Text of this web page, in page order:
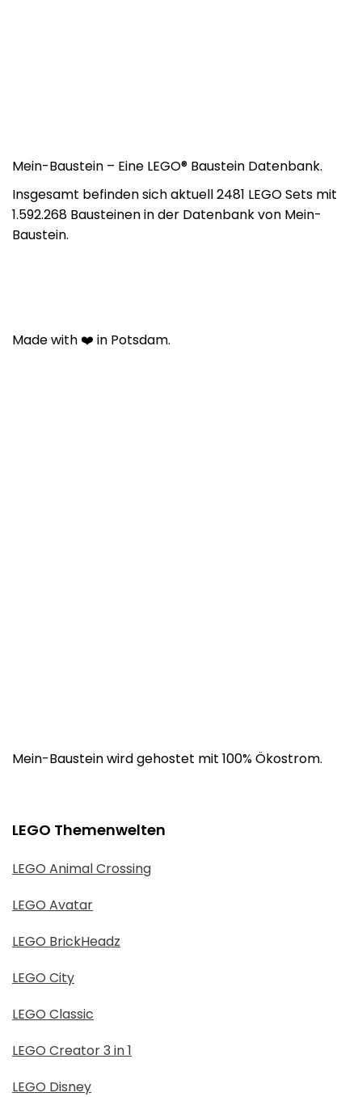
Mein-Baustein – Eine LEGO® Baustein Datenbank.
Insgesamt befinden sich aktuell 2481 LEGO Sets mit
1.592.268 Bausteinen in der Datenbank von Mein-
Baustein.
Made with ❤️ in Potsdam.
Mein-Baustein wird gehostet mit 100% Ökostrom.
LEGO Themenwelten
LEGO Animal Crossing
LEGO Avatar
LEGO BrickHeadz
LEGO City
LEGO Classic
LEGO Creator 3 in 1
LEGO Disney